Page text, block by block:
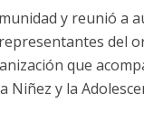
y reunió a
del
que
y la